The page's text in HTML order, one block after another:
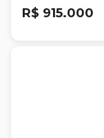
R$ 915.000